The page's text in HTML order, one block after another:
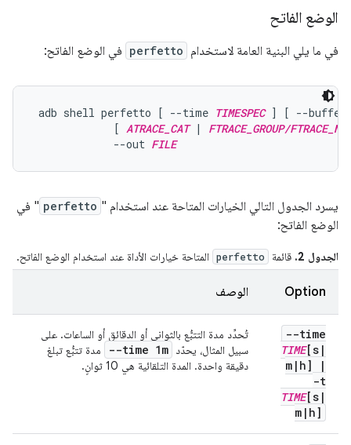
الوضع الفاتح
في ما يلي البنية العامة لاستخدام perfetto في الوضع الفاتح:
adb shell perfetto [ --time TIMESPEC ] [ --
             [
ATRACE_CAT | FTRACE_GROUP/
             --out
FILE
يسرد الجدول التالي الخيارات المتاحة عند استخدام " perfetto " في
الوضع الفاتح:
الجدول 2. قائمة perfetto المتاحة خيارات الأداة عند استخدام الوضع الفاتح.
Option الوصف
--time
TIME[s |
m | h]
|
-t
TIME[s |
m | h]
تُحدِّد مدة التتبُّع بالثواني أو الدقائق أو الساعات. على
سبيل المثال، يحدّد --time 1m
مدة تتبُّع تبلغ
دقيقة واحدة. المدة التلقائية هي 10 ثوانٍ.